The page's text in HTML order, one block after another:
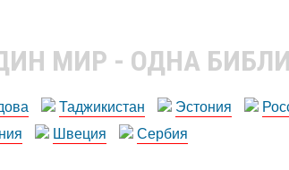
МИР - ОДНА
Таджикистан Эстония
Швеция Сербия